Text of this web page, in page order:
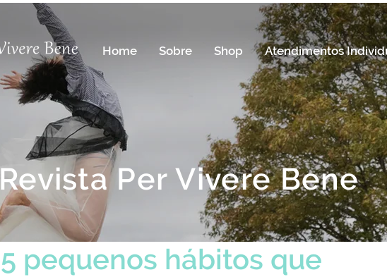
Home
Sobre Shop Atendimentos
5 pequenos hábitos que
Revista Per Vivere Bene